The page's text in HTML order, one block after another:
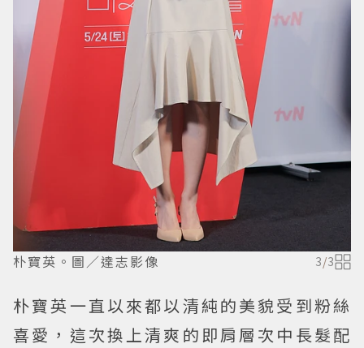
朴寶英。圖／達志影像 3/3
朴寶英一直以來都以清純的美貌受到粉絲
喜愛，這次換上清爽的即肩層次中長髮配